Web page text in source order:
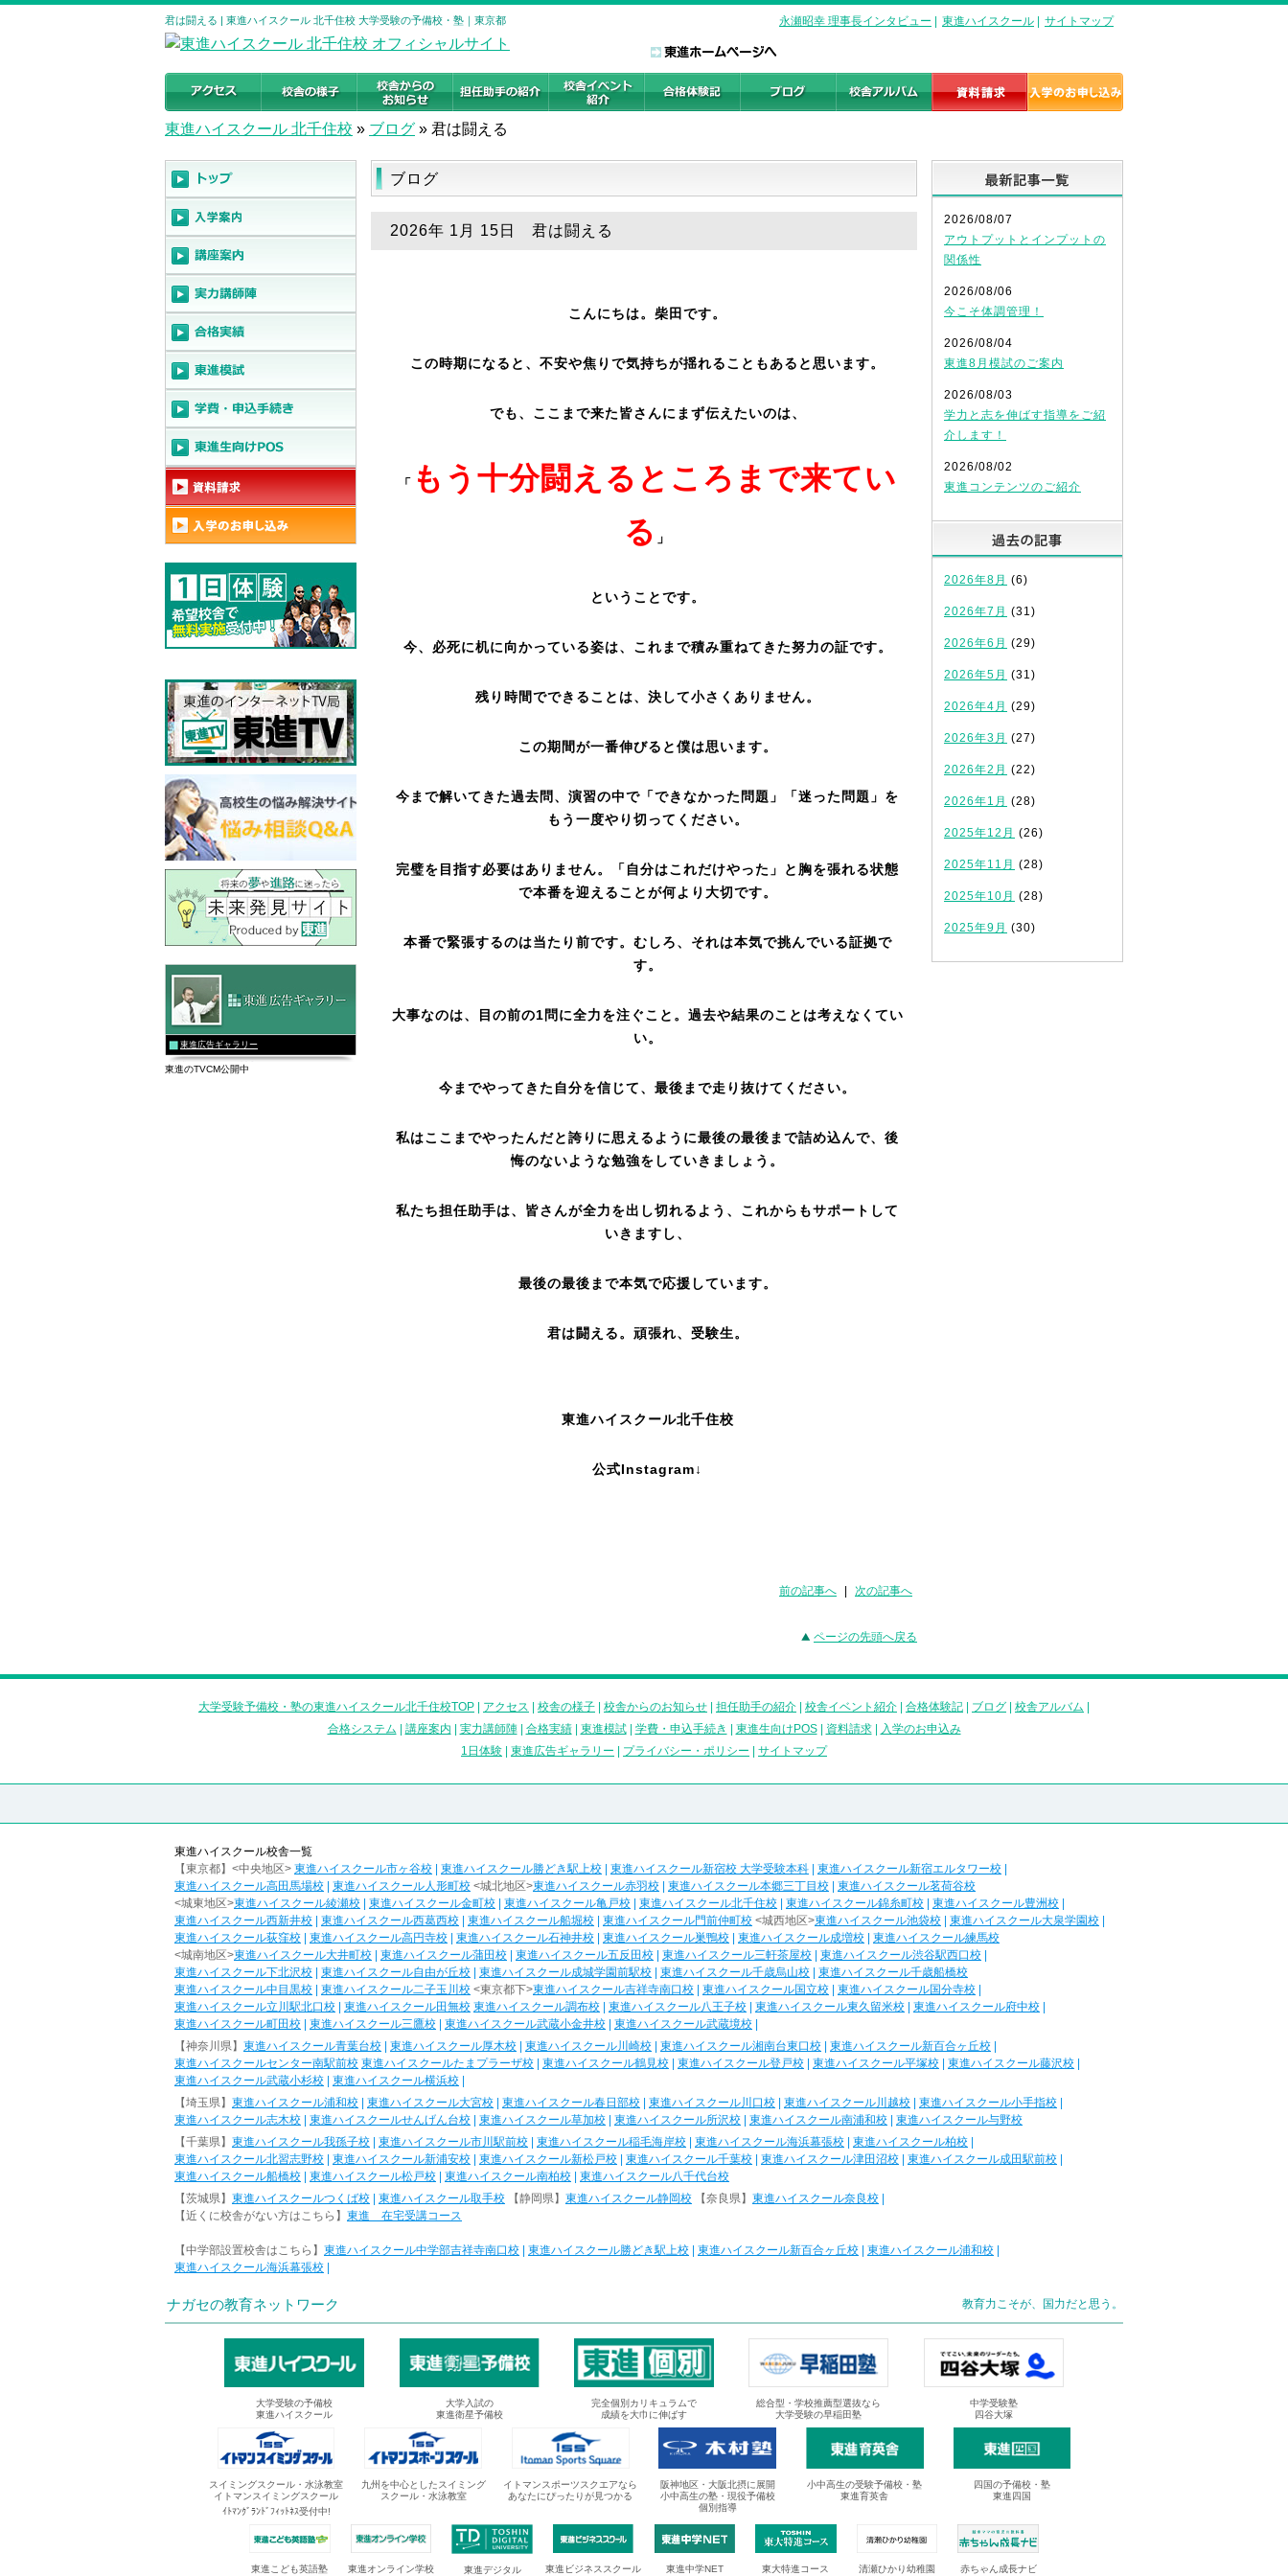
君は闘える | 東進ハイスクール 北千住校 大学受験の予備校・塾｜東京都 永瀬昭幸 理事長インタビュー 東進ハイスクール サイトマップ
東進ハイスクール 北千住校 » ブログ » 君は闘える
ブログ
2026年 1月 15日 君は闘える
こんにちは。柴田です。
この時期になると、不安や焦りで気持ちが揺れることもあると思います。
でも、ここまで来た皆さんにまず伝えたいのは、
「 もう十分闘えるところまで来てい
る
」
ということです。
今、必死に机に向かっている姿は、これまで積み重ねてきた努力の証です。
残り時間でできることは、決して小さくありません。
この期間が一番伸びると僕は思います。
今まで解いてきた過去問、演習の中で「できなかった問題」「迷った問題」を
もう一度やり切ってください。
完璧を目指す必要はありません。「自分はこれだけやった」と胸を張れる状態
で本番を迎えることが何より大切です。
本番で緊張するのは当たり前です。むしろ、それは本気で挑んでいる証拠で
す。
大事なのは、目の前の1問に全力を注ぐこと。過去や結果のことは考えなくてい
い。
今までやってきた自分を信じて、最後まで走り抜けてください。
私はここまでやったんだと誇りに思えるように最後の最後まで詰め込んで、後
悔のないような勉強をしていきましょう。
私たち担任助手は、皆さんが全力を出し切れるよう、これからもサポートして
いきますし、
最後の最後まで本気で応援しています。
君は闘える。頑張れ、受験生。
東進ハイスクール北千住校
公式Instagram↓
前の記事へ 次の記事へ
ページの先頭へ戻る
2026/08/07
アウトプットとインプットの
関係性
2026/08/06
今こそ体調管理！
2026/08/04
東進8月模試のご案内
2026/08/03
学力と志を伸ばす指導をご紹
介します！
2026/08/02
東進コンテンツのご紹介
2026年8月 (6)
2026年7月 (31)
2026年6月 (29)
2026年5月 (31)
2026年4月 (29)
2026年3月 (27)
2026年2月 (22)
2026年1月 (28)
2025年12月 (26)
2025年11月 (28)
2025年10月 (28)
2025年9月 (30)
東進広告ギャラリー
東進のTVCM公開中
大学受験予備校・塾の東進ハイスクール北千住校TOP アクセス 校舎の様子 校舎からのお知らせ 担任助手の紹介 校舎イベント紹介 合格体験記 ブログ 校舎アルバム
合格システム
講座案内 実力講師陣| 合格実績| 東進模試| 学費・申込手続き 東進生向けPOS| 資料請求|
入学のお申込み
1日体験
東進広告ギャラリー プライバシー・ポリシー サイトマップ
東進ハイスクール校舎一覧
【東京都】<中央地区> 東進ハイスクール市ヶ谷校 東進ハイスクール勝どき駅上校 東進ハイスクール新宿校 大学受験本科 東進ハイスクール新宿エルタワー校
東進ハイスクール高田馬場校
東進ハイスクール人形町校 <城北地区>東進ハイスクール赤羽校 東進ハイスクール本郷三丁目校
東進ハイスクール茗荷谷校
<城東地区>東進ハイスクール綾瀬校 東進ハイスクール金町校 東進ハイスクール亀戸校 東進ハイスクール北千住校 東進ハイスクール錦糸町校 東進ハイスクール豊洲校
東進ハイスクール西新井校
東進ハイスクール西葛西校 東進ハイスクール船堀校 東進ハイスクール門前仲町校 <城西地区>東進ハイスクール池袋校 東進ハイスクール大泉学園校
東進ハイスクール荻窪校
東進ハイスクール高円寺校 東進ハイスクール石神井校 東進ハイスクール巣鴨校 東進ハイスクール成増校
東進ハイスクール練馬校
<城南地区>東進ハイスクール大井町校 東進ハイスクール蒲田校 東進ハイスクール五反田校 東進ハイスクール三軒茶屋校 東進ハイスクール渋谷駅西口校
東進ハイスクール下北沢校
東進ハイスクール自由が丘校 東進ハイスクール成城学園前駅校 東進ハイスクール千歳烏山校
東進ハイスクール千歳船橋校
東進ハイスクール中目黒校
東進ハイスクール二子玉川校 <東京都下>東進ハイスクール吉祥寺南口校 東進ハイスクール国立校 東進ハイスクール国分寺校
東進ハイスクール立川駅北口校
東進ハイスクール田無校 東進ハイスクール調布校 東進ハイスクール八王子校 東進ハイスクール東久留米校 東進ハイスクール府中校
東進ハイスクール町田校
東進ハイスクール三鷹校 東進ハイスクール武蔵小金井校 東進ハイスクール武蔵境校
【神奈川県】 東進ハイスクール青葉台校 東進ハイスクール厚木校 東進ハイスクール川崎校 東進ハイスクール湘南台東口校 東進ハイスクール新百合ヶ丘校
東進ハイスクールセンター南駅前校 東進ハイスクールたまプラーザ校 東進ハイスクール鶴見校 東進ハイスクール登戸校 東進ハイスクール平塚校 東進ハイスクール藤沢校
東進ハイスクール武蔵小杉校
東進ハイスクール横浜校
【埼玉県】 東進ハイスクール浦和校 東進ハイスクール大宮校 東進ハイスクール春日部校 東進ハイスクール川口校 東進ハイスクール川越校 東進ハイスクール小手指校
東進ハイスクール志木校
東進ハイスクールせんげん台校 東進ハイスクール草加校 東進ハイスクール所沢校 東進ハイスクール南浦和校
東進ハイスクール与野校
【千葉県】 東進ハイスクール我孫子校 東進ハイスクール市川駅前校 東進ハイスクール稲毛海岸校 東進ハイスクール海浜幕張校 東進ハイスクール柏校
東進ハイスクール北習志野校
東進ハイスクール新浦安校 東進ハイスクール新松戸校 東進ハイスクール千葉校 東進ハイスクール津田沼校 東進ハイスクール成田駅前校
東進ハイスクール船橋校
東進ハイスクール松戸校 東進ハイスクール南柏校
東進ハイスクール八千代台校
【茨城県】 東進ハイスクールつくば校 東進ハイスクール取手校 【静岡県】 東進ハイスクール静岡校 【奈良県】 東進ハイスクール奈良校
【近くに校舎がない方はこちら】 東進 在宅受講コース
【中学部設置校舎はこちら】 東進ハイスクール中学部吉祥寺南口校 東進ハイスクール勝どき駅上校 東進ハイスクール新百合ヶ丘校 東進ハイスクール浦和校
東進ハイスクール海浜幕張校
ナガセの教育ネットワーク 教育力こそが、国力だと思う。
大学受験の予備校
東進ハイスクール
大学入試の
東進衛星予備校
完全個別カリキュラムで
成績を大巾に伸ばす
総合型・学校推薦型選抜なら
大学受験の早稲田塾
中学受験塾
四谷大塚
スイミングスクール・水泳教室
イトマンスイミングスクール
ｲﾄﾏﾝｸﾞﾗﾝﾄﾞﾌｨｯﾄﾈｽ受付中!
九州を中心としたスイミング
スクール・水泳教室
イトマンスポーツスクエアなら
あなたにぴったりが見つかる
阪神地区・大阪北摂に展開
小中高生の塾・現役予備校
個別指導
小中高生の受験予備校・塾
東進育英舎
四国の予備校・塾
東進四国
東進こども英語塾 東進オンライン学校 東進デジタル 東進ビジネススクール 東進中学NET 東大特進コース 清瀬ひかり幼稚園 赤ちゃん成長ナビ